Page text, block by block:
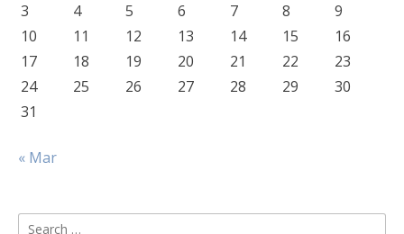
3
4 5 6 7 8
9
10
11 12 13 14 15
16
17
18 19 20 21 22
23
24
25 26 27 28 29
30
31
« Mar
Search